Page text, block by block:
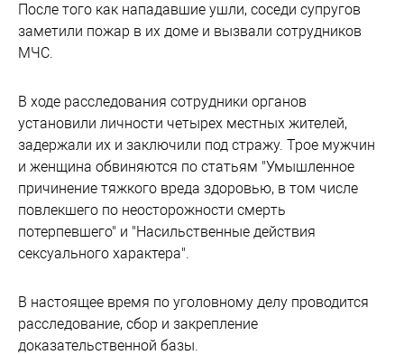
После того как нападавшие ушли, соседи супругов
заметили пожар в их доме и вызвали сотрудников
МЧС.
В ходе расследования сотрудники органов
установили личности четырех местных жителей,
задержали их и заключили под стражу. Трое мужчин
и женщина обвиняются по статьям "Умышленное
причинение тяжкого вреда здоровью, в том числе
повлекшего по неосторожности смерть
потерпевшего" и "Насильственные действия
сексуального характера".
В настоящее время по уголовному делу проводится
расследование, сбор и закрепление
доказательственной базы.